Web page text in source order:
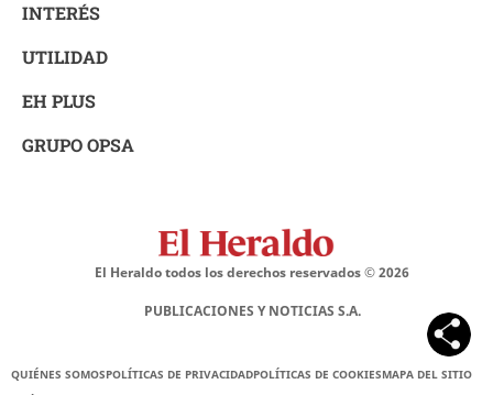
INTERÉS
UTILIDAD
EH PLUS
GRUPO OPSA
El Heraldo todos los derechos reservados ©2026
PUBLICACIONES Y NOTICIAS S.A.
QUIÉNES SOMOSPOLÍTICAS DE PRIVACIDADPOLÍTICAS DE COOKIESMAPA DEL SITIO